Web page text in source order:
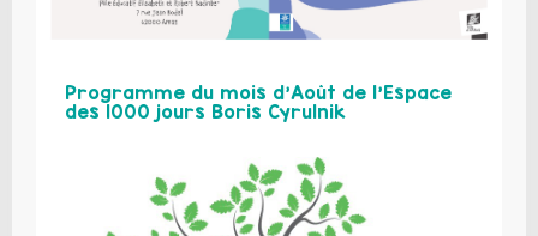
Programme du mois d’Août de l’Espace
des 1000 jours Boris Cyrulnik